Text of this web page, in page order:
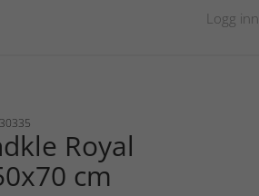
Logg inn
Royal
cm